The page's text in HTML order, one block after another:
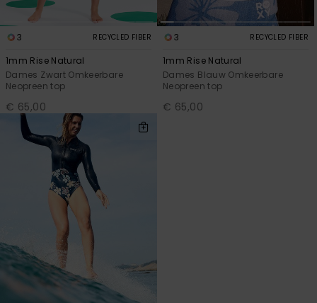
3 RECYCLED FIBER
1mm Rise Natural
Dames Zwart Omkeerbare
Neopreen top
€ 65,00
3 RECYCLED FIBER
1mm Rise Natural
Dames Blauw Omkeerbare
Neopreen top
€ 65,00